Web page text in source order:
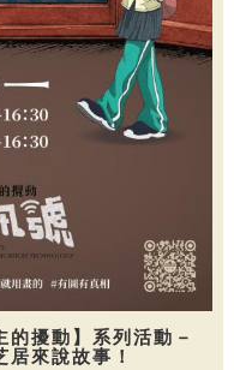
的擾動】系列活動－
來說故事！